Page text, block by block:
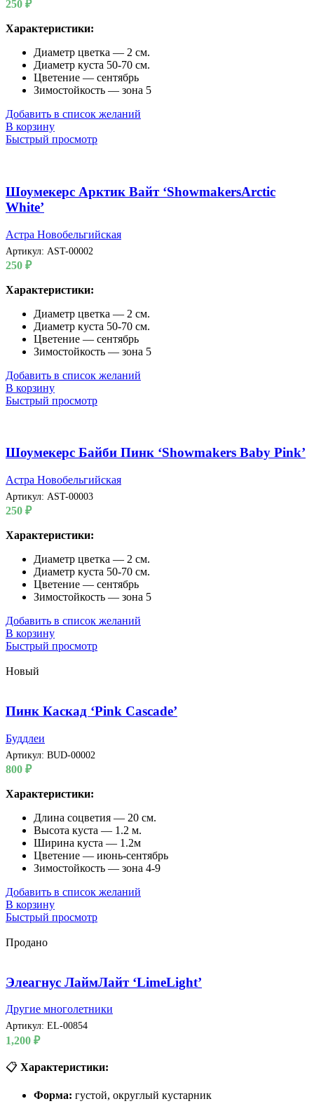
250 ₽
Характеристики:
Диаметр цветка — 2 см.
Диаметр куста 50-70 см.
Цветение — сентябрь
Зимостойкость — зона 5
Добавить в список желаний
В корзину
Быстрый просмотр
Шоумекерс Арктик Вайт ‘ShowmakersArctic
White’
Астра Новобельгийская
Артикул: AST-00002
250 ₽
Характеристики:
Диаметр цветка — 2 см.
Диаметр куста 50-70 см.
Цветение — сентябрь
Зимостойкость — зона 5
Добавить в список желаний
В корзину
Быстрый просмотр
Шоумекерс Байби Пинк ‘Showmakers Baby Pink’
Астра Новобельгийская
Артикул: AST-00003
250 ₽
Характеристики:
Диаметр цветка — 2 см.
Диаметр куста 50-70 см.
Цветение — сентябрь
Зимостойкость — зона 5
Добавить в список желаний
В корзину
Быстрый просмотр
Новый
Пинк Каскад ‘Pink Cascade’
Буддлеи
Артикул: BUD-00002
800 ₽
Характеристики:
Длина соцветия — 20 см.
Высота куста — 1.2 м.
Ширина куста — 1.2м
Цветение — июнь-сентябрь
Зимостойкость — зона 4-9
Добавить в список желаний
В корзину
Быстрый просмотр
Продано
Элеагнус ЛаймЛайт ‘LimeLight’
Другие многолетники
Артикул: EL-00854
1,200 ₽
📋 Характеристики:
Форма: густой, округлый кустарник